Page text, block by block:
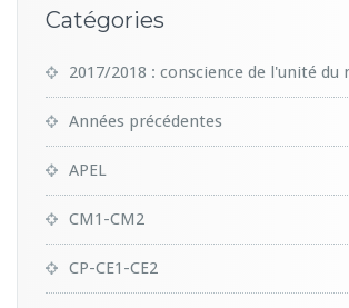
Catégories
2017/2018 : conscience de l'unité du
Années précédentes
APEL
CM1-CM2
CP-CE1-CE2